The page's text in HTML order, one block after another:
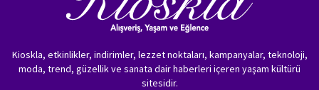
Kioskla, etkinlikler, indirimler, lezzet noktaları, kampanyalar, teknoloji,
moda, trend, güzellik ve sanata dair haberleri içeren yaşam kültürü
sitesidir.